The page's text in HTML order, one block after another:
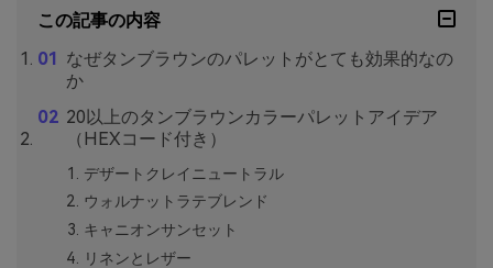
この記事の内容
なぜタンブラウンのパレットがとても効果的なの
か
20以上のタンブラウンカラーパレットアイデア
（HEXコード付き）
デザートクレイニュートラル
ウォルナットラテブレンド
キャニオンサンセット
リネンとレザー